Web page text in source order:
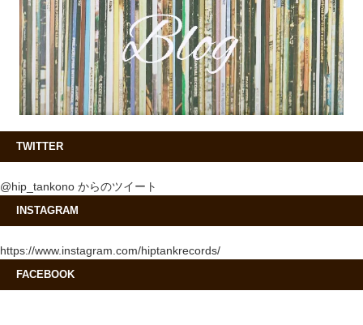
TWITTER
@hip_tankono からのツイート
INSTAGRAM
https://www.instagram.com/hiptankrecords/
FACEBOOK